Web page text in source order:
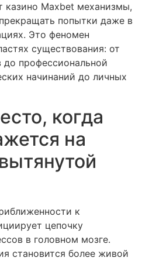
казино Maxbet механизмы,
попытки даже в
Это феномен
существования: от
до профессиональной
начинаний до личных
когда
на
к
цепочку
в головном мозге.
становится более живой